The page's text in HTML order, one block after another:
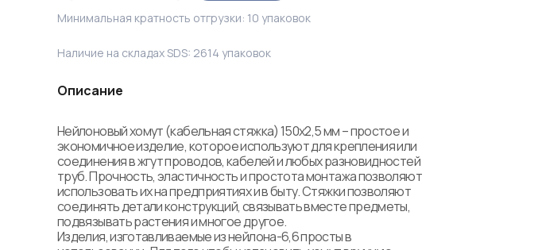
Минимальная кратность отгрузки: 10 упаковок
Наличие на складах SDS: 2614 упаковок
Описание
Нейлоновый хомут (кабельная стяжка) 150x2,5 мм – простое и
экономичное изделие, которое используют для крепления или
соединения в жгут проводов, кабелей и любых разновидностей
труб. Прочность, эластичность и простота монтажа позволяют
использовать их на предприятиях и в быту. Стяжки позволяют
соединять детали конструкций, связывать вместе предметы,
подвязывать растения и многое другое.
Изделия, изготавливаемые из нейлона-6,6 просты в